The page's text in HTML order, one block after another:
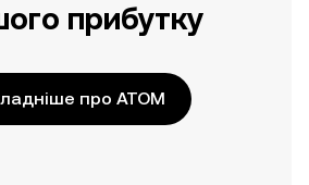
прибутку
про ATOM